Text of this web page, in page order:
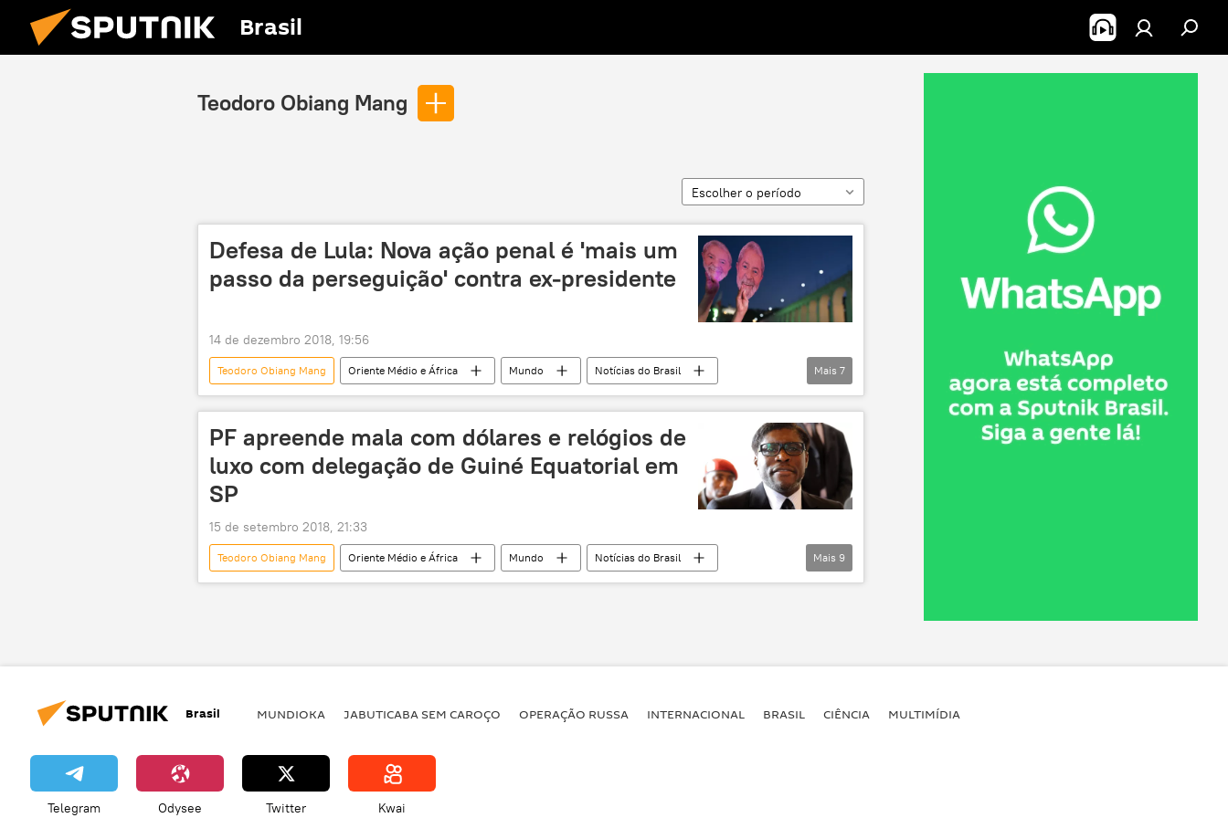
Brasil
Teodoro Obiang Mang
Escolher o período
Defesa de Lula: Nova ação penal é 'mais um
passo da perseguição' contra ex-presidente
14 de dezembro 2018, 19:56
Teodoro Obiang Mang Oriente Médio e África Mundo
Notícias do Brasil
Notícias
São Paulo Guiné Equatorial
Luiz Inácio Lula da Silva
Sergio Moro
Mais 7
PF apreende mala com dólares e relógios de
luxo com delegação de Guiné Equatorial em
SP
15 de setembro 2018, 21:33
Teodoro Obiang Mang Oriente Médio e África Mundo
Notícias do Brasil
Notícias
Guiné Equatorial Campinas
Teodoro Obiang Nguema Mbasogo
Mais 9
Brasil MUNDIOKA JABUTICABA SEM CAROÇO OPERAÇÃO RUSSA INTERNACIONAL BRASIL CIÊNCIA MULTIMÍDIA
Telegram Odysee Twitter Kwai